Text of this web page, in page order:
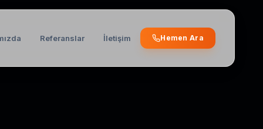
Referanslar İletişim Hemen Ara